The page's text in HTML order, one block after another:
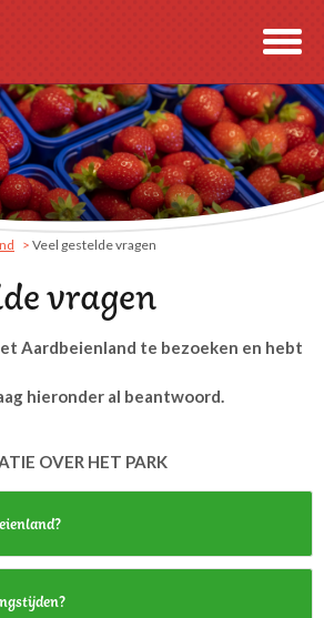
Veel gestelde vragen
vragen
Aardbeienland te bezoeken en hebt
hieronder al beantwoord.
OVER HET PARK